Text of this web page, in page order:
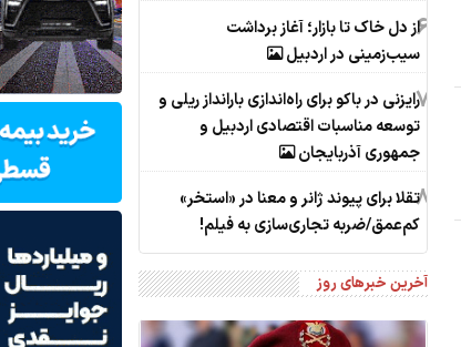
6از دل خاک تا بازار؛ آغاز برداشت
سیب‌زمینی در اردبیل
7رایزنی در باکو برای راه‌اندازی بارانداز ریلی و
توسعه مناسبات اقتصادی اردبیل و
جمهوری آذربایجان
8تقلا برای پیوند ژانر و معنا در «استخر»
کم‌عمق/ضربه تجاری‌سازی به فیلم!
آخرین خبرهای روز